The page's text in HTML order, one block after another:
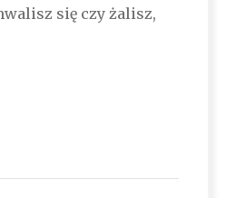
się czy żalisz,